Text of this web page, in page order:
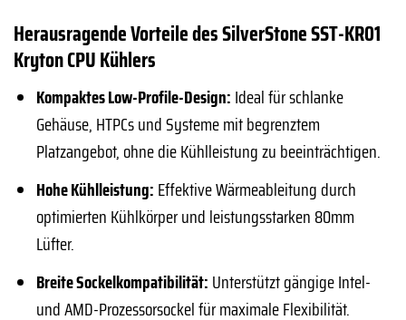
Herausragende Vorteile des SilverStone SST-KR01
Kryton CPU Kühlers
Kompaktes Low-Profile-Design: Ideal für schlanke
Gehäuse, HTPCs und Systeme mit begrenztem
Platzangebot, ohne die Kühlleistung zu beeinträchtigen.
Hohe Kühlleistung: Effektive Wärmeableitung durch
optimierten Kühlkörper und leistungsstarken 80mm
Lüfter.
Breite Sockelkompatibilität: Unterstützt gängige Intel-
und AMD-Prozessorsockel für maximale Flexibilität.